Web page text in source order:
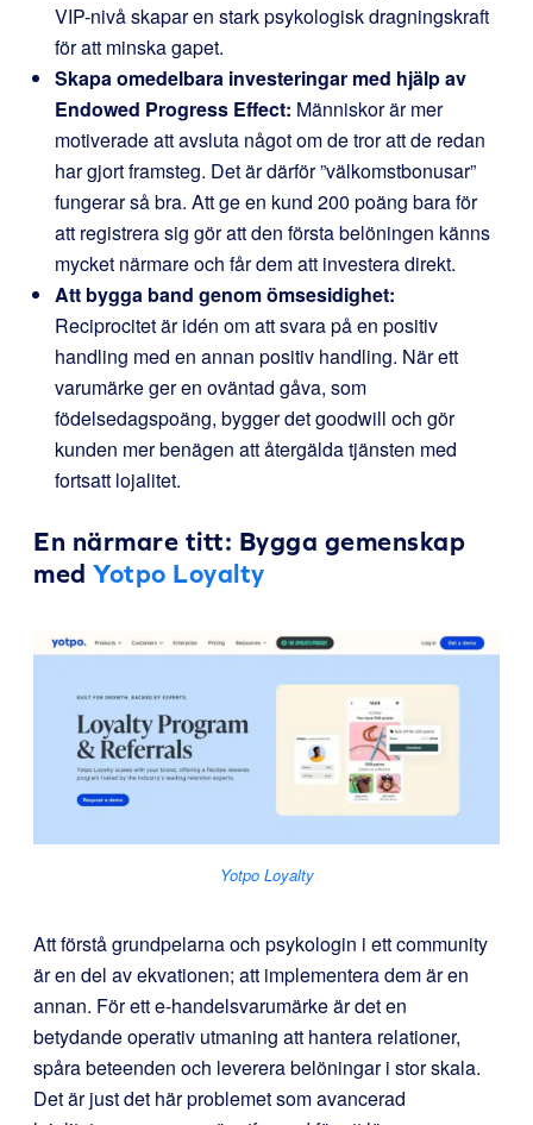
VIP-nivå skapar en stark psykologisk dragningskraft
för att minska gapet.
Skapa omedelbara investeringar med hjälp av
Endowed Progress Effect: Människor är mer
motiverade att avsluta något om de tror att de redan
har gjort framsteg. Det är därför ”välkomstbonusar”
fungerar så bra. Att ge en kund 200 poäng bara för
att registrera sig gör att den första belöningen känns
mycket närmare och får dem att investera direkt.
Att bygga band genom ömsesidighet:
Reciprocitet är idén om att svara på en positiv
handling med en annan positiv handling. När ett
varumärke ger en oväntad gåva, som
födelsedagspoäng, bygger det goodwill och gör
kunden mer benägen att återgälda tjänsten med
fortsatt lojalitet.
En närmare titt: Bygga gemenskap
med Yotpo Loyalty
Yotpo Loyalty
Att förstå grundpelarna och psykologin i ett community
är en del av ekvationen; att implementera dem är en
annan. För ett e-handelsvarumärke är det en
betydande operativ utmaning att hantera relationer,
spåra beteenden och leverera belöningar i stor skala.
Det är just det här problemet som avancerad